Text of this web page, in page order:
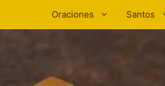
Oraciones Santos